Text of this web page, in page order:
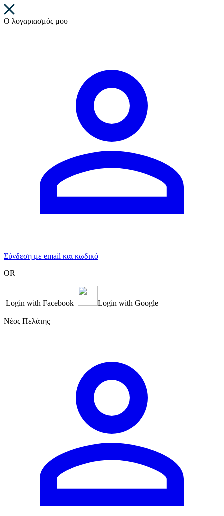
Ο λογαριασμός μου
Σύνδεση με email και κωδικό
OR
Login with Facebook Login with Google
Νέος Πελάτης